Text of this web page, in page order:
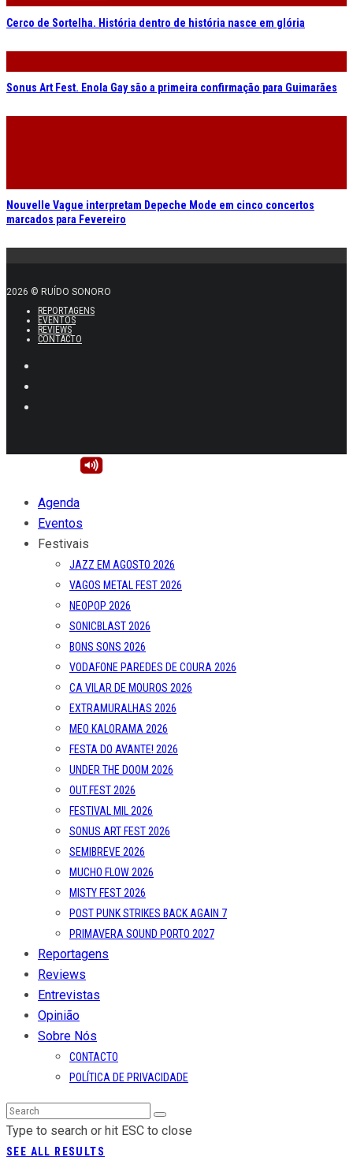
Cerco de Sortelha. História dentro de história nasce em glória
Sonus Art Fest. Enola Gay são a primeira confirmação para Guimarães
Nouvelle Vague interpretam Depeche Mode em cinco concertos
marcados para Fevereiro
2026 © RUÍDO SONORO
REPORTAGENS
EVENTOS
REVIEWS
CONTACTO
Agenda
Eventos
Festivais
JAZZ EM AGOSTO 2026
VAGOS METAL FEST 2026
NEOPOP 2026
SONICBLAST 2026
BONS SONS 2026
VODAFONE PAREDES DE COURA 2026
CA VILAR DE MOUROS 2026
EXTRAMURALHAS 2026
MEO KALORAMA 2026
FESTA DO AVANTE! 2026
UNDER THE DOOM 2026
OUT.FEST 2026
FESTIVAL MIL 2026
SONUS ART FEST 2026
SEMIBREVE 2026
MUCHO FLOW 2026
MISTY FEST 2026
POST PUNK STRIKES BACK AGAIN 7
PRIMAVERA SOUND PORTO 2027
Reportagens
Reviews
Entrevistas
Opinião
Sobre Nós
CONTACTO
POLÍTICA DE PRIVACIDADE
Type to search or hit ESC to close
SEE ALL RESULTS